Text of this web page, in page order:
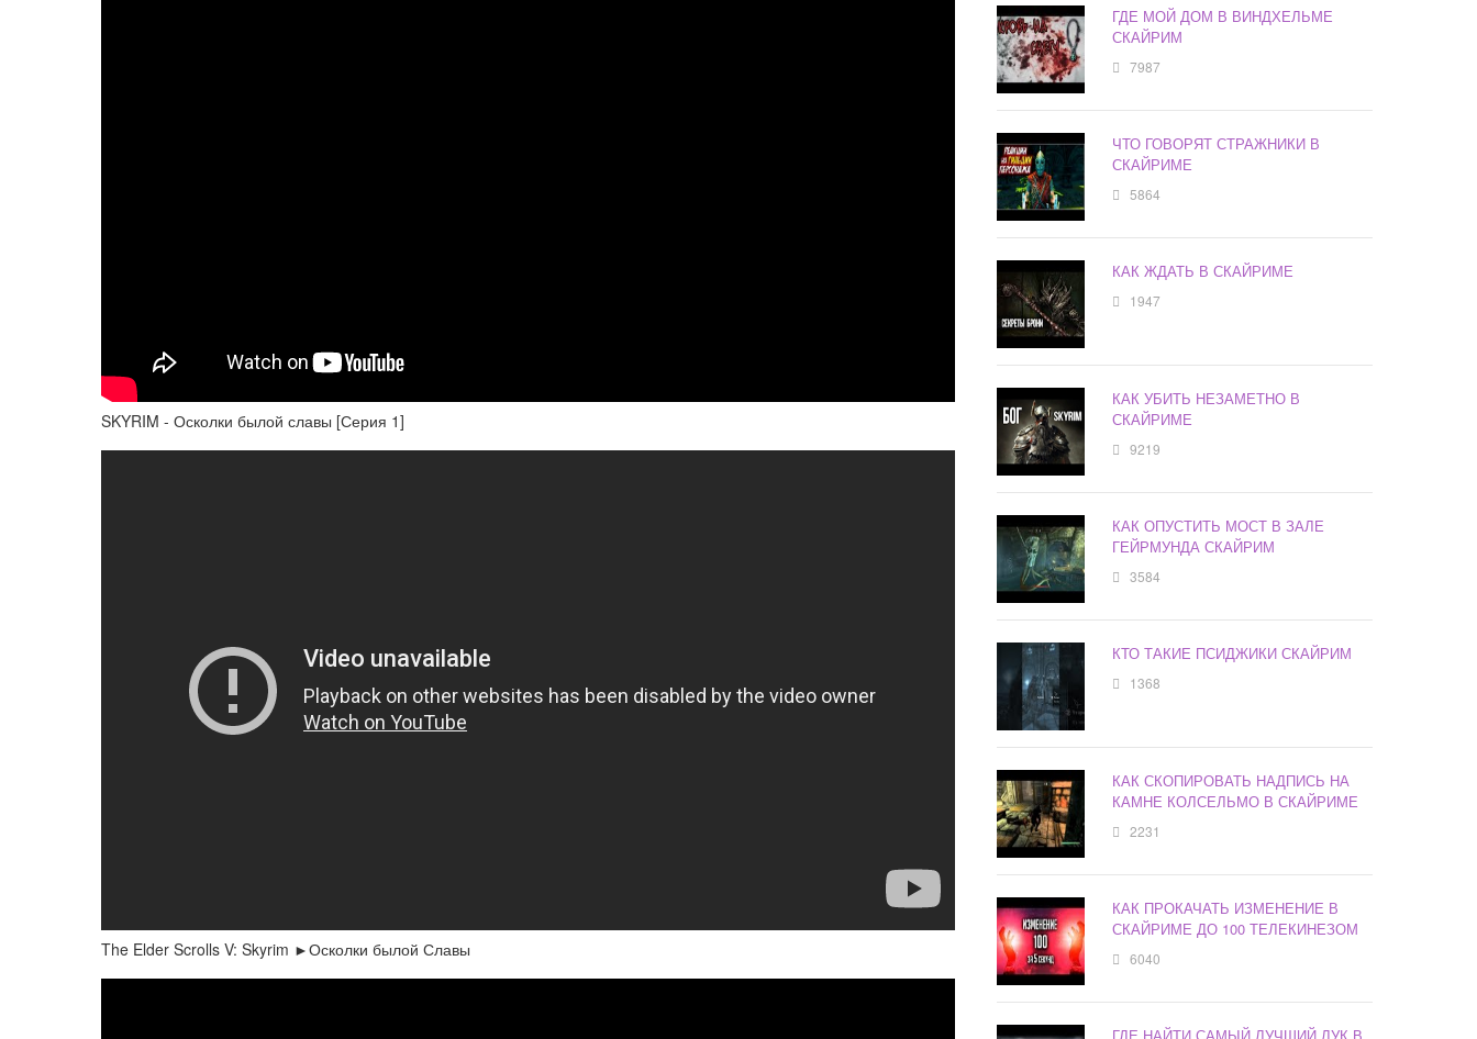
SKYRIM - Осколки былой славы [Серия 1]
The Elder Scrolls V: Skyrim ►Осколки былой Славы
ГДЕ МОЙ ДОМ В ВИНДХЕЛЬМЕ
СКАЙРИМ
7987
ЧТО ГОВОРЯТ СТРАЖНИКИ В
СКАЙРИМЕ
5864
КАК ЖДАТЬ В СКАЙРИМЕ
1947
КАК УБИТЬ НЕЗАМЕТНО В
СКАЙРИМЕ
9219
КАК ОПУСТИТЬ МОСТ В ЗАЛЕ
ГЕЙРМУНДА СКАЙРИМ
3584
КТО ТАКИЕ ПСИДЖИКИ СКАЙРИМ
1368
КАК СКОПИРОВАТЬ НАДПИСЬ НА
КАМНЕ КОЛСЕЛЬМО В СКАЙРИМЕ
2231
КАК ПРОКАЧАТЬ ИЗМЕНЕНИЕ В
СКАЙРИМЕ ДО 100 ТЕЛЕКИНЕЗОМ
6040